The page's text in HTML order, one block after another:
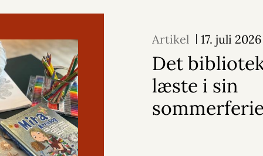
Artikel 17. juli 2026
Det
læste i sin